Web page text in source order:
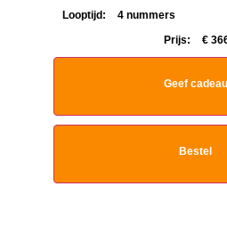
Looptijd:
4 nummers
Prijs:
€
Geef cadeau
Bestel